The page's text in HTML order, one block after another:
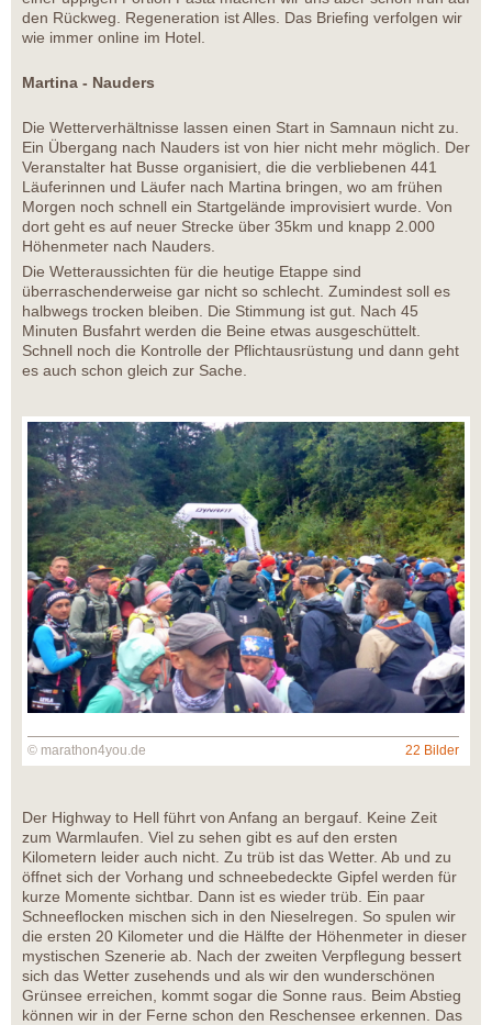
den Rückweg. Regeneration ist Alles. Das Briefing verfolgen wir
wie immer online im Hotel.
Martina - Nauders
Die Wetterverhältnisse lassen einen Start in Samnaun nicht zu.
Ein Übergang nach Nauders ist von hier nicht mehr möglich. Der
Veranstalter hat Busse organisiert, die die verbliebenen 441
Läuferinnen und Läufer nach Martina bringen, wo am frühen
Morgen noch schnell ein Startgelände improvisiert wurde. Von
dort geht es auf neuer Strecke über 35km und knapp 2.000
Höhenmeter nach Nauders.
Die Wetteraussichten für die heutige Etappe sind
überraschenderweise gar nicht so schlecht. Zumindest soll es
halbwegs trocken bleiben. Die Stimmung ist gut. Nach 45
Minuten Busfahrt werden die Beine etwas ausgeschüttelt.
Schnell noch die Kontrolle der Pflichtausrüstung und dann geht
es auch schon gleich zur Sache.
© marathon4you.de 22 Bilder
Der Highway to Hell führt von Anfang an bergauf. Keine Zeit
zum Warmlaufen. Viel zu sehen gibt es auf den ersten
Kilometern leider auch nicht. Zu trüb ist das Wetter. Ab und zu
öffnet sich der Vorhang und schneebedeckte Gipfel werden für
kurze Momente sichtbar. Dann ist es wieder trüb. Ein paar
Schneeflocken mischen sich in den Nieselregen. So spulen wir
die ersten 20 Kilometer und die Hälfte der Höhenmeter in dieser
mystischen Szenerie ab. Nach der zweiten Verpflegung bessert
sich das Wetter zusehends und als wir den wunderschönen
Grünsee erreichen, kommt sogar die Sonne raus. Beim Abstieg
können wir in der Ferne schon den Reschensee erkennen. Das